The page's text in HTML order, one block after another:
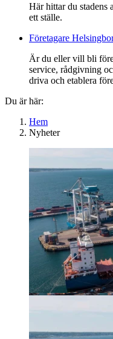
Här hittar du stadens
ett ställe.
Företagare
Är du eller vill bli
service, rådgivning
driva och etablera
Du är här:
Hem
Nyheter